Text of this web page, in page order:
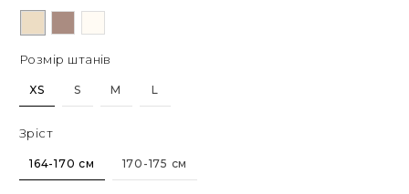
Розмір штанів
XS S M L
Зріст
164-170 см 170-175 см